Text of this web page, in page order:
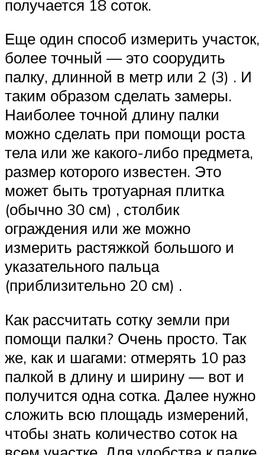
получается 18 соток.
Еще один способ измерить участок,
более точный — это соорудить
палку, длинной в метр или 2 (3) . И
таким образом сделать замеры.
Наиболее точной длину палки
можно сделать при помощи роста
тела или же какого-либо предмета,
размер которого известен. Это
может быть тротуарная плитка
(обычно 30 см) , столбик
ограждения или же можно
измерить растяжкой большого и
указательного пальца
(приблизительно 20 см) .
Как рассчитать сотку земли при
помощи палки? Очень просто. Так
же, как и шагами: отмерять 10 раз
палкой в длину и ширину — вот и
получится одна сотка. Далее нужно
сложить всю площадь измерений,
чтобы знать количество соток на